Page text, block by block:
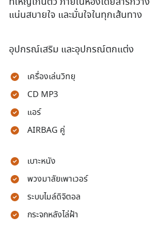
แน่นสบายใจ และมั่นใจในทุกเส้นทาง
อุปกรณ์เสริม และอุปกรณ์ตกแต่ง
เครื่องเล่นวิทยุ
CD MP3
แอร์
AIRBAG คู่
เบาะหนัง
พวงมาลัยเพาเวอร์
ระบบไมล์ดิจิตอล
กระจกหลังไล่ฝ้า